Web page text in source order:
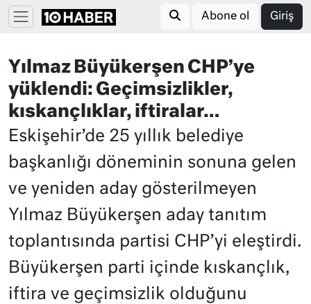
Abone ol Giriş
Yılmaz Büyükerşen CHP’ye
yüklendi: Geçimsizlikler,
kıskançlıklar, iftiralar…
Eskişehir’de 25 yıllık belediye
başkanlığı döneminin sonuna gelen
ve yeniden aday gösterilmeyen
Yılmaz Büyükerşen aday tanıtım
toplantısında partisi CHP’yi eleştirdi.
Büyükerşen parti içinde kıskançlık,
iftira ve geçimsizlik olduğunu